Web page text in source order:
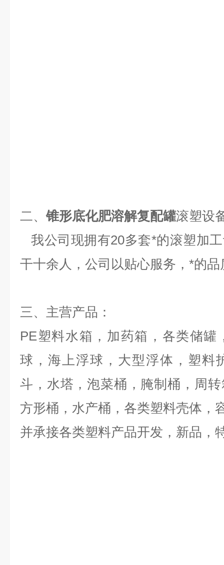
二、锥形底化肥溶解复配罐滚塑设
我公司现拥有20多套*的滚塑加
干十余人，公司以贴心服务，*的
三、 主营产品：
PE塑料水箱，加药箱，各类储罐
球，海上浮球，大型浮体，塑料
斗，水塔，泡菜桶，腌制桶，周
方形桶，水产桶，各类塑料壳体，
并承接各类塑料产品开发，新品，